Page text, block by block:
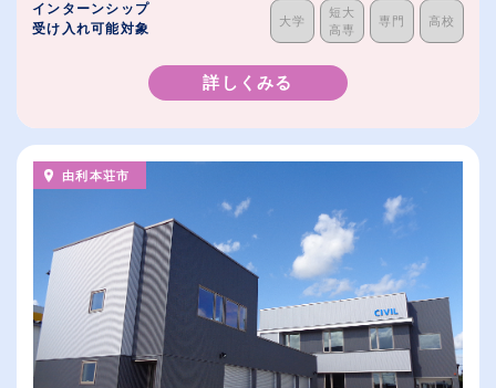
インターンシップ
受け入れ可能対象
大学
短大
高専
専門 高校
詳しくみる
由利本荘市